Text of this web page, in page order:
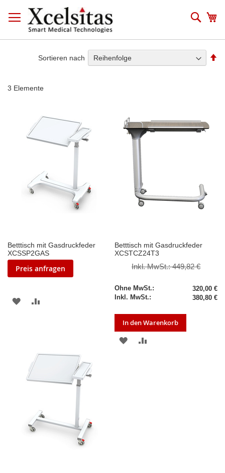
Inhalt
springen
3 Elemente
Sortieren nach
Betttisch mit Gasdruckfeder
XCSSP2GAS
Preis anfragen
ZUR
Betttisch mit Gasdruckfeder
XCSTCZ24T3
Inkl. MwSt.:449,82 €
Sonderpreis
320,00 €
380,80 €
In den Warenkorb
ZUR